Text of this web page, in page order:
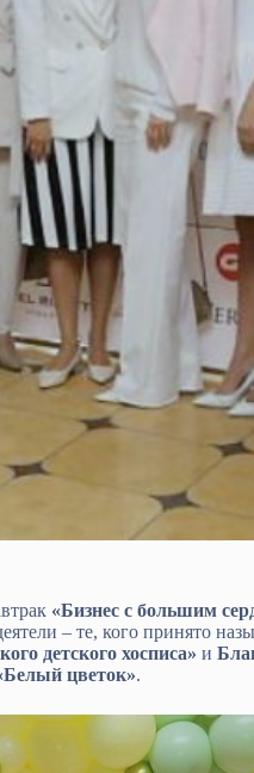
«Бизнес с большим
– те, кого принято
детского хосписа» и
цветок».